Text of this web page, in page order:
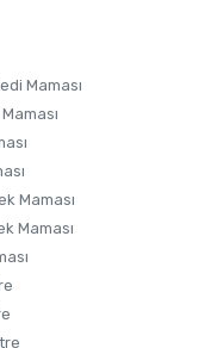
Maması
Maması
Maması